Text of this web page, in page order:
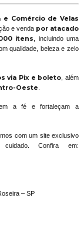
Comércio de Velas
e venda por atacado
itens
, incluindo uma
qualidade, beleza e zelo
via Pix e boleto , além
Oeste
a fé e fortaleçam a
com um site exclusivo
Confira em:
– SP